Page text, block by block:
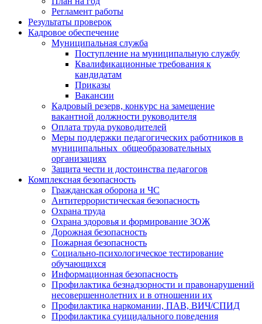
Регламент работы
Результаты проверок
Кадровое обеспечение
Муниципальная служба
Поступление на муниципальную службу
Квалификационные требования к
кандидатам
Приказы
Вакансии
Кадровый резерв, конкурс на замещение
вакантной должности руководителя
Оплата труда руководителей
Меры поддержки педагогических работников в
муниципальных общеобразовательных
организациях
Защита чести и достоинства педагогов
Комплексная безопасность
Гражданская оборона и ЧС
Антитеррористическая безопасность
Охрана труда
Охрана здоровья и формирование ЗОЖ
Дорожная безопасность
Пожарная безопасность
Социально-психологическое тестирование
обучающихся
Информационная безопасность
Профилактика безнадзорности и правонарушений
несовершеннолетних и в отношении их
Профилактика наркомании, ПАВ, ВИЧ/СПИД
Профилактика суицидального поведения